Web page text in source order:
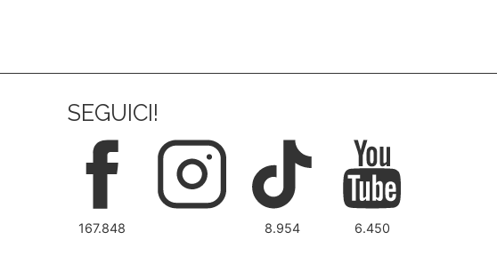
SEGUICI!
167.848 8.954 6.450